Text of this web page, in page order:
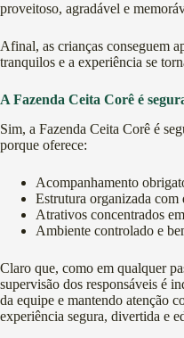
proveitoso, agradável e
Afinal, as crianças conseguem
tranquilos e a experiência se
A Fazenda Ceita Corê é
Sim, a Fazenda Ceita Corê é
porque oferece:
Acompanhamento
Estrutura organizada com
Atrativos concentrados
Ambiente controlado e
Claro que, como em qualquer
supervisão dos responsáveis é
da equipe e mantendo atenção
experiência segura, divertida e